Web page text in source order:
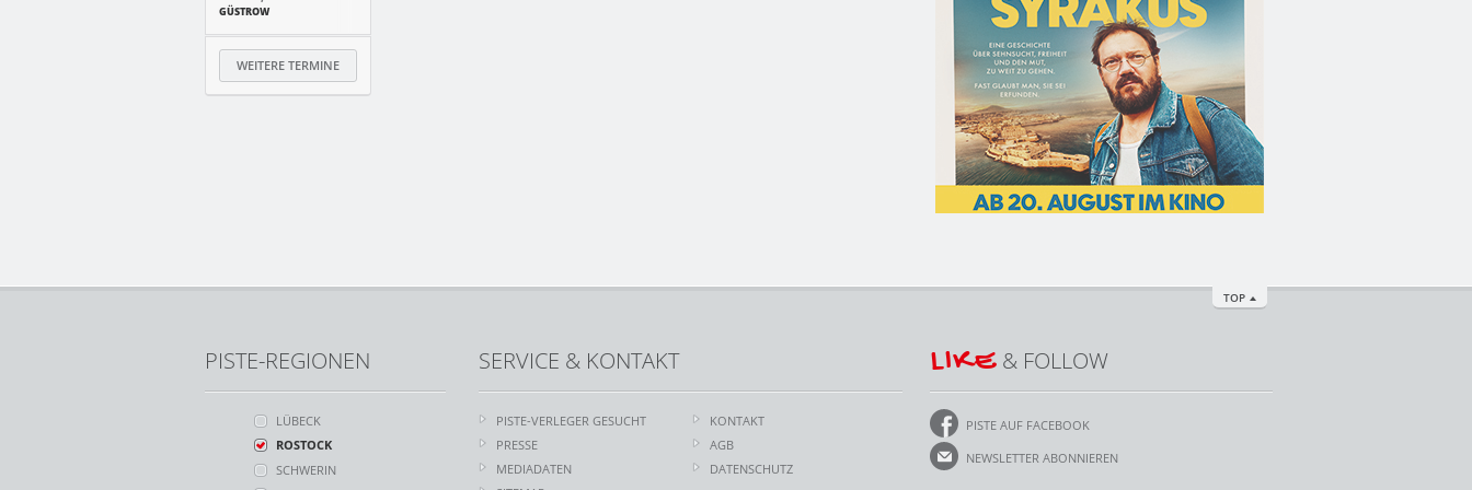
GÜSTROW
WEITERE TERMINE
TOP
PISTE-REGIONEN
LÜBECK
ROSTOCK
SCHWERIN
SERVICE & KONTAKT
PISTE-VERLEGER GESUCHT
PRESSE
MEDIADATEN
KONTAKT
AGB
DATENSCHUTZ
LIKE& FOLLOW
PISTE AUF FACEBOOK
NEWSLETTER ABONNIEREN